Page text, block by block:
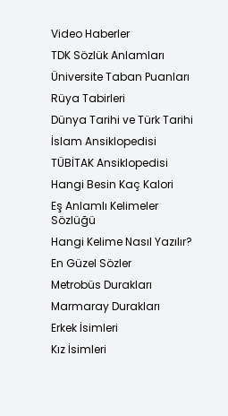
Video Haberler
TDK Sözlük Anlamları
Üniversite Taban Puanları
Rüya Tabirleri
Dünya Tarihi ve Türk Tarihi
İslam Ansiklopedisi
TÜBİTAK Ansiklopedisi
Hangi Besin Kaç Kalori
Eş Anlamlı Kelimeler
Sözlüğü
Hangi Kelime Nasıl Yazılır?
En Güzel Sözler
Metrobüs Durakları
Marmaray Durakları
Erkek İsimleri
Kız İsimleri